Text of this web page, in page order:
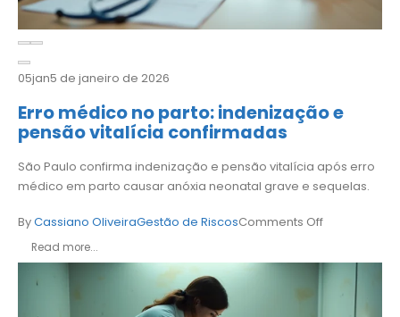
05jan5 de janeiro de 2026
Erro médico no parto: indenização e
pensão vitalícia confirmadas
São Paulo confirma indenização e pensão vitalícia após erro
médico em parto causar anóxia neonatal grave e sequelas.
ByCassiano OliveiraGestão de RiscosComments Off
Read more...